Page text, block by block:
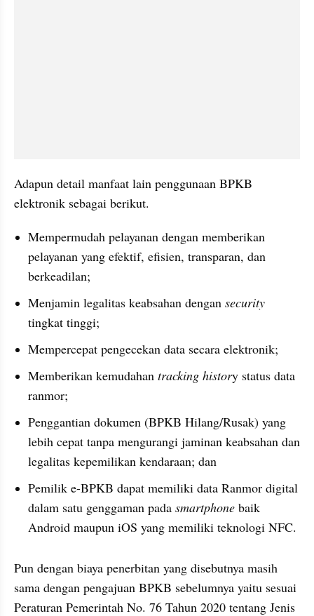
Adapun detail manfaat lain penggunaan BPKB
elektronik sebagai berikut.
Mempermudah pelayanan dengan memberikan
pelayanan yang efektif, efisien, transparan, dan
berkeadilan;
Menjamin legalitas keabsahan dengan security
tingkat tinggi;
Mempercepat pengecekan data secara elektronik;
Memberikan kemudahan tracking history status data
ranmor;
Penggantian dokumen (BPKB Hilang/Rusak) yang
lebih cepat tanpa mengurangi jaminan keabsahan dan
legalitas kepemilikan kendaraan; dan
Pemilik e-BPKB dapat memiliki data Ranmor digital
dalam satu genggaman pada smartphone baik
Android maupun iOS yang memiliki teknologi NFC.
Pun dengan biaya penerbitan yang disebutnya masih
sama dengan pengajuan BPKB sebelumnya yaitu sesuai
Peraturan Pemerintah No. 76 Tahun 2020 tentang Jenis